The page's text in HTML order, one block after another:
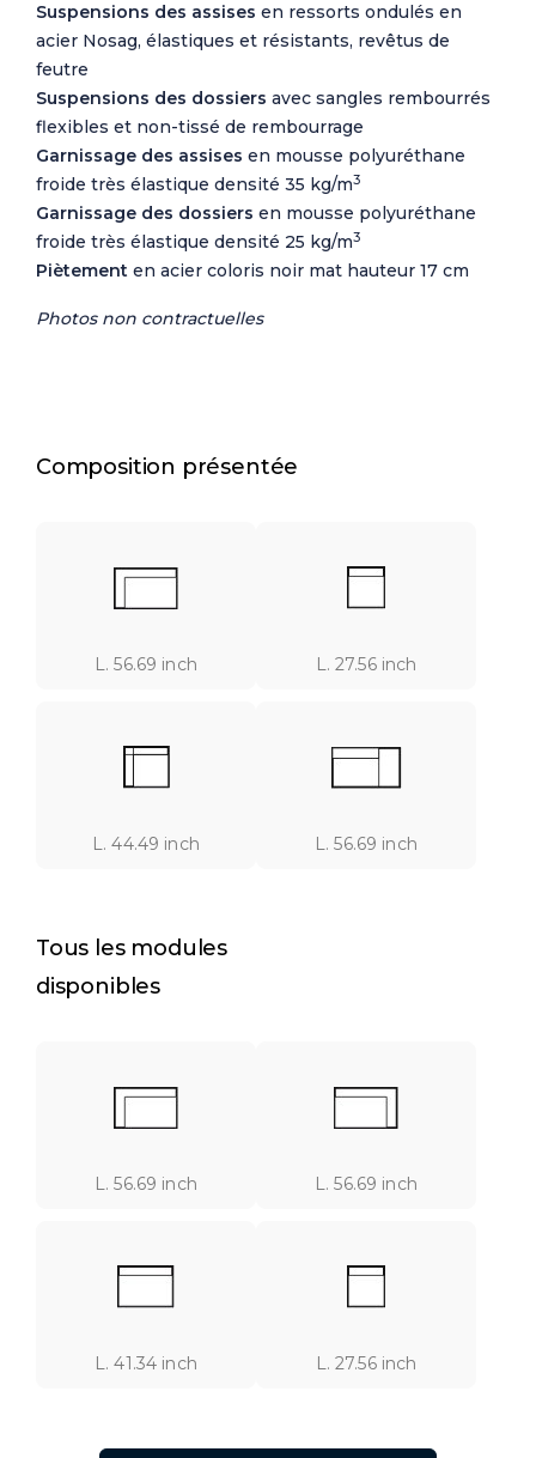
Suspensions des assises en ressorts ondulés en
acier Nosag, élastiques et résistants, revêtus de
feutre
Suspensions des dossiers avec sangles rembourrés
flexibles et non-tissé de rembourrage
Garnissage des assises en mousse polyuréthane
froide très élastique densité 35 kg/m3
Garnissage des dossiers en mousse polyuréthane
froide très élastique densité 25 kg/m3
Piètement en acier coloris noir mat hauteur 17 cm
Photos non contractuelles
Composition présentée
L. 56.69 inch L. 27.56 inch
L. 44.49 inch L. 56.69 inch
Tous les modules
disponibles
L. 56.69 inch L. 56.69 inch
L. 41.34 inch L. 27.56 inch